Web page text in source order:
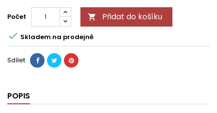
Počet  Přidat do košíku
 Skladem na prodejně
Sdílet
POPIS